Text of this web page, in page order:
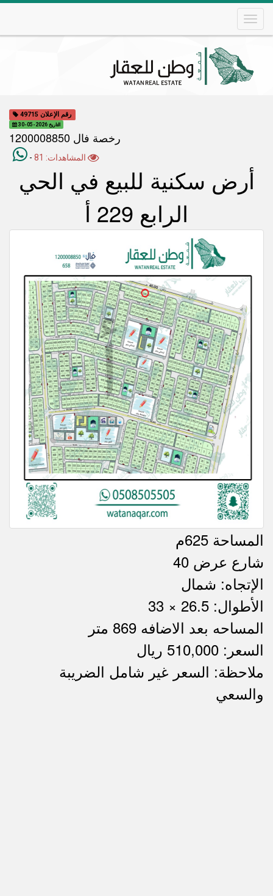
Skip
رقم الإعلان 49715
التاريخ 2026-05-30
رخصة فال 1200008850
-
أرض سكنية للبيع في الحي
الرابع 229 أ
المساحة 625م
شارع عرض 40
الإتجاه: شمال
الأطوال: 26.5 × 33
المساحه بعد الاضافه 869 متر
السعر: 510,000 ريال
ملاحظاتملاحظة: السعر غير شامل الضريبة
والسعي